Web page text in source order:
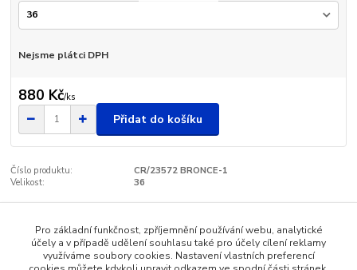
Nejsme plátci DPH
880 Kč/ks
Přidat do košíku
Číslo produktu:
CR/23572 BRONCE-1
Velikost:
36
Zboží zařazeno v kategoriích
Dámská obuv - SANTÉ
Pro základní funkčnost, zpříjemnění používání webu, analytické
účely a v případě udělení souhlasu také pro účely cílení reklamy
využíváme soubory cookies. Nastavení vlastních preferencí